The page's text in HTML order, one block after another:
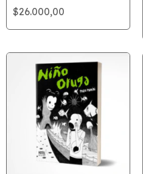
$26.000,00